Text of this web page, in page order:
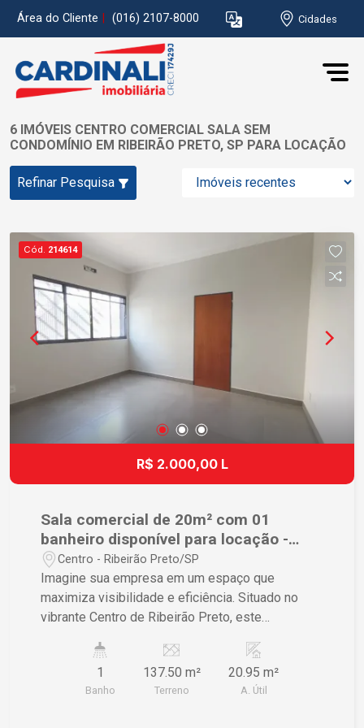
Área do Cliente (016) 2107-8000 Cidades
6 IMÓVEIS CENTRO COMERCIAL SALA SEM
CONDOMÍNIO EM RIBEIRÃO PRETO, SP PARA LOCAÇÃO
Refinar Pesquisa
Cód. 214614
R$ 2.000,00 L
Sala comercial de 20m² com 01
banheiro disponível para locação -
Centro
Centro - Ribeirão Preto/SP
Imagine sua empresa em um espaço que
maximiza visibilidade e eficiência. Situado no
vibrante Centro de Ribeirão Preto, este
ideal para posicionar seu negócio no coração da
atividade econômica da cidade, aumentando seu
potencial de cliente e rendimentos.
1
Banho
137.50 m²
Terreno
20.95 m²
A. Útil